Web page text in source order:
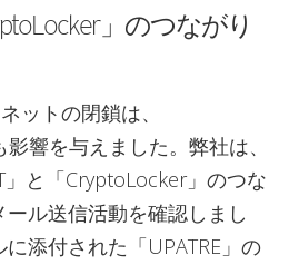
」のつながり
ットの閉鎖は、
響を与えました。弊社は、
と「CryptoLocker」のつな
ル送信活動を確認しまし
添付された「UPATRE」の